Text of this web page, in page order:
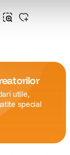
utile,
special